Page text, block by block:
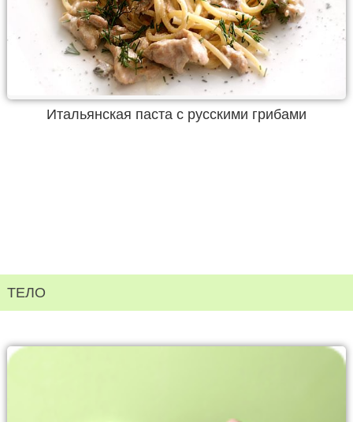
Итальянская паста с русскими грибами
ТЕЛО